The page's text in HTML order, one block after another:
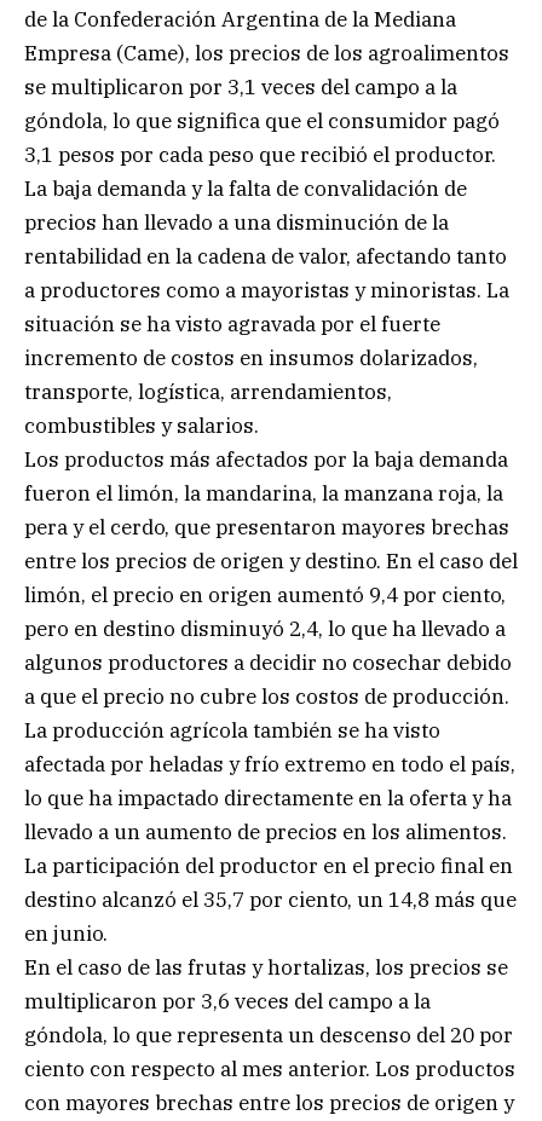
de la Confederación Argentina de la Mediana
Empresa (Came), los precios de los agroalimentos
se multiplicaron por 3,1 veces del campo a la
góndola, lo que significa que el consumidor pagó
3,1 pesos por cada peso que recibió el productor.
La baja demanda y la falta de convalidación de
precios han llevado a una disminución de la
rentabilidad en la cadena de valor, afectando tanto
a productores como a mayoristas y minoristas. La
situación se ha visto agravada por el fuerte
incremento de costos en insumos dolarizados,
transporte, logística, arrendamientos,
combustibles y salarios.
Los productos más afectados por la baja demanda
fueron el limón, la mandarina, la manzana roja, la
pera y el cerdo, que presentaron mayores brechas
entre los precios de origen y destino. En el caso del
limón, el precio en origen aumentó 9,4 por ciento,
pero en destino disminuyó 2,4, lo que ha llevado a
algunos productores a decidir no cosechar debido
a que el precio no cubre los costos de producción.
La producción agrícola también se ha visto
afectada por heladas y frío extremo en todo el país,
lo que ha impactado directamente en la oferta y ha
llevado a un aumento de precios en los alimentos.
La participación del productor en el precio final en
destino alcanzó el 35,7 por ciento, un 14,8 más que
en junio.
En el caso de las frutas y hortalizas, los precios se
multiplicaron por 3,6 veces del campo a la
góndola, lo que representa un descenso del 20 por
ciento con respecto al mes anterior. Los productos
con mayores brechas entre los precios de origen y